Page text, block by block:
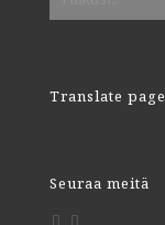
Translate page
Seuraa meitä